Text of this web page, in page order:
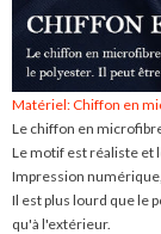
Matériel: Chiffon en
Le chiffon en
Le motif est réaliste et
Impression
Il est plus lourd que le
qu'à l'extérieur.